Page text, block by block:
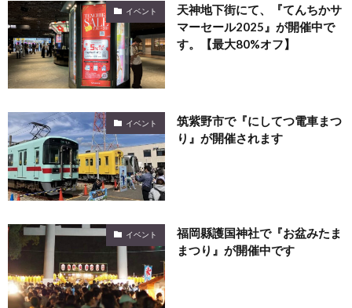
イベント
天神地下街にて、『てんちかサ
マーセール2025』が開催中で
す。【最大80%オフ】
イベント
筑紫野市で『にしてつ電車まつ
り』が開催されます
イベント
福岡縣護国神社で『お盆みたま
まつり』が開催中です